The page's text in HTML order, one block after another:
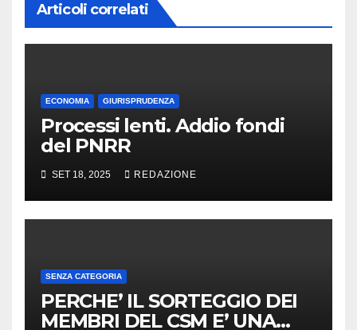
Articoli correlati
ECONOMIA GIURISPRUDENZA
Processi lenti. Addio fondi
del PNRR
SET 18, 2025 REDAZIONE
SENZA CATEGORIA
PERCHE’ IL SORTEGGIO DEI
MEMBRI DEL CSM E’ UNA